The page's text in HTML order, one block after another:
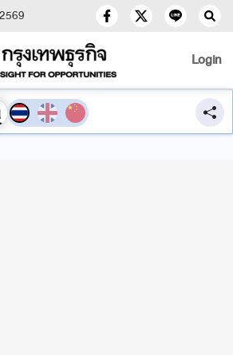
Login
สียงอ่าน